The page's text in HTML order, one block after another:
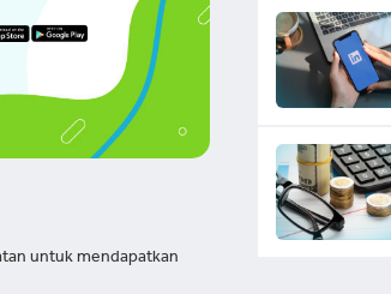
untuk mendapatkan